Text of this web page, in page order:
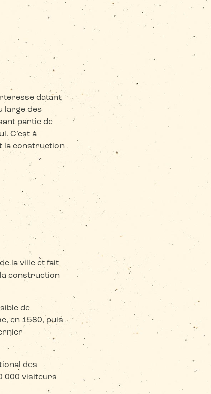
datant
large des
partie de
C’est à
la construction
la ville et fait
la construction
de
en 1580, puis
des
000 visiteurs